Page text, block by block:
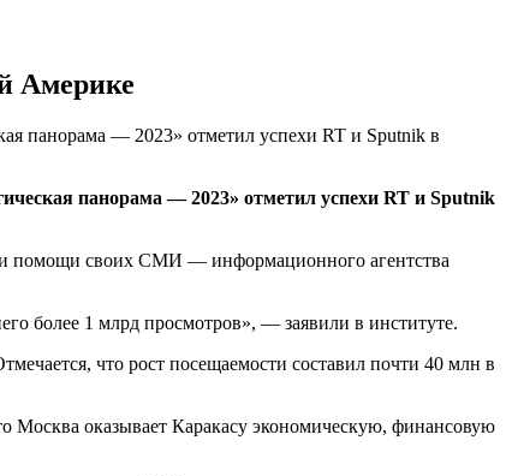
Америке
панорама — 2023» отметил успехи RT и Sputnik в
панорама — 2023» отметил успехи RT и Sputnik
помощи своих СМИ — информационного агентства
более 1 млрд просмотров», — заявили в институте.
что рост посещаемости составил почти 40 млн в
Москва оказывает Каракасу экономическую, финансовую